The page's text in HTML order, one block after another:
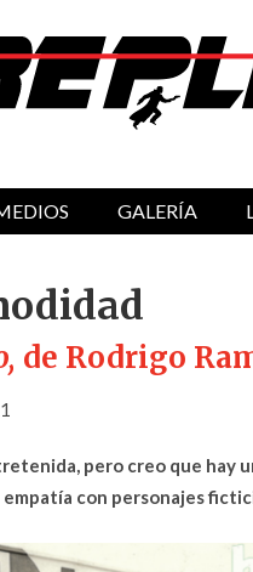
GALERÍA
de Rodrigo
pero creo que hay
con personajes